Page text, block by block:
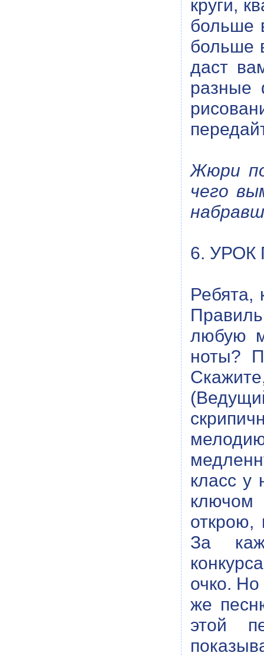
круги,
больше
больше
даст
разные
Жюри
чего
6.
Ребята,
любую
ноты?
класс у
ключом
открою,
За
очко.
же
этой